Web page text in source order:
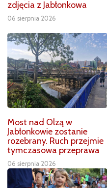
zdjęcia z Jabłonkowa
06 sierpnia 2026
Most nad Olzą w
Jabłonkowie zostanie
rozebrany. Ruch przejmie
tymczasowa przeprawa
06 sierpnia 2026